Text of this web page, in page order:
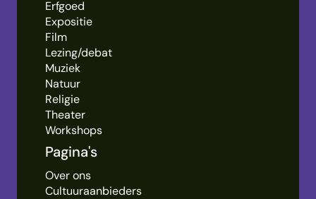
Erfgoed
Expositie
Film
Lezing/debat
Muziek
Natuur
Religie
Theater
Workshops
Pagina's
Over ons
Cultuuraanbieders